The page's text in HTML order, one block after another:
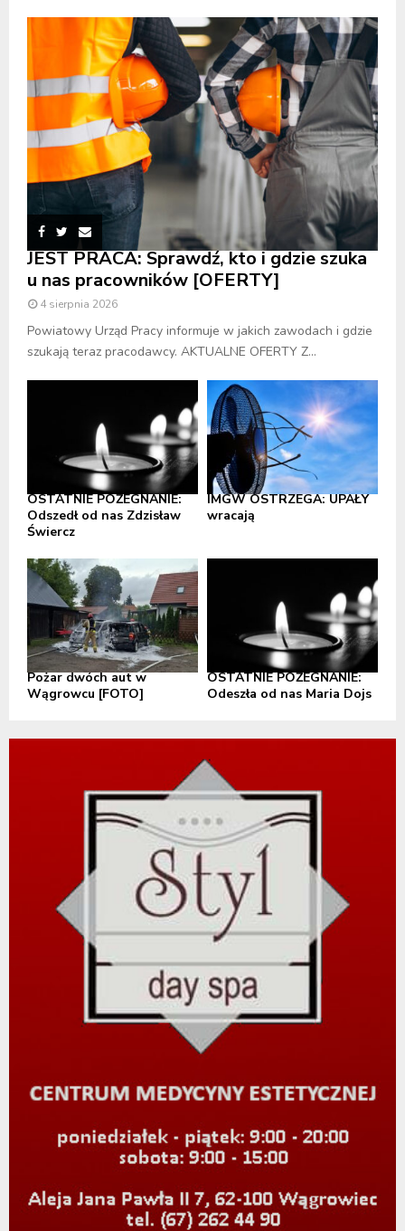
JEST PRACA: Sprawdź, kto i gdzie szuka
u nas pracowników [OFERTY]
4 sierpnia 2026
Powiatowy Urząd Pracy informuje w jakich zawodach i gdzie
szukają teraz pracodawcy. AKTUALNE OFERTY Z...
OSTATNIE POŻEGNANIE:
Odszedł od nas Zdzisław
Świercz
IMGW OSTRZEGA: UPAŁY
wracają
Pożar dwóch aut w
Wągrowcu [FOTO]
OSTATNIE POŻEGNANIE:
Odeszła od nas Maria Dojs